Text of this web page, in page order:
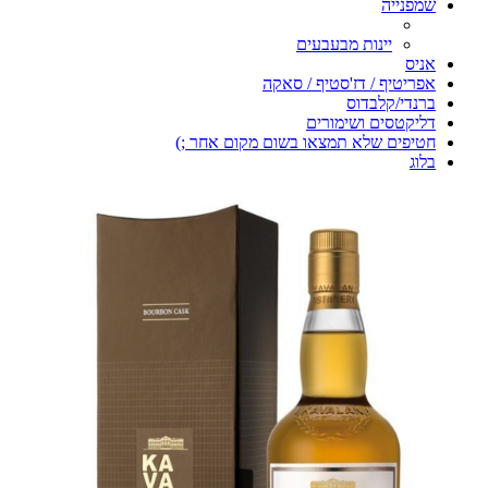
שמפנייה
יינות מבעבעים
אניס
אפריטיף / דז'סטיף / סאקה
ברנדי/קלבדוס
דליקטסים ושימורים
חטיפים שלא תמצאו בשום מקום אחר ;)
בלוג